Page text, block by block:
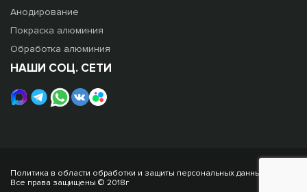
Анодирование
Покраска алюминия
Обработка алюминия
НАШИ СОЦ. СЕТИ
Все права защищены © 2018г
Политика в области обработки и защиты персональных данных